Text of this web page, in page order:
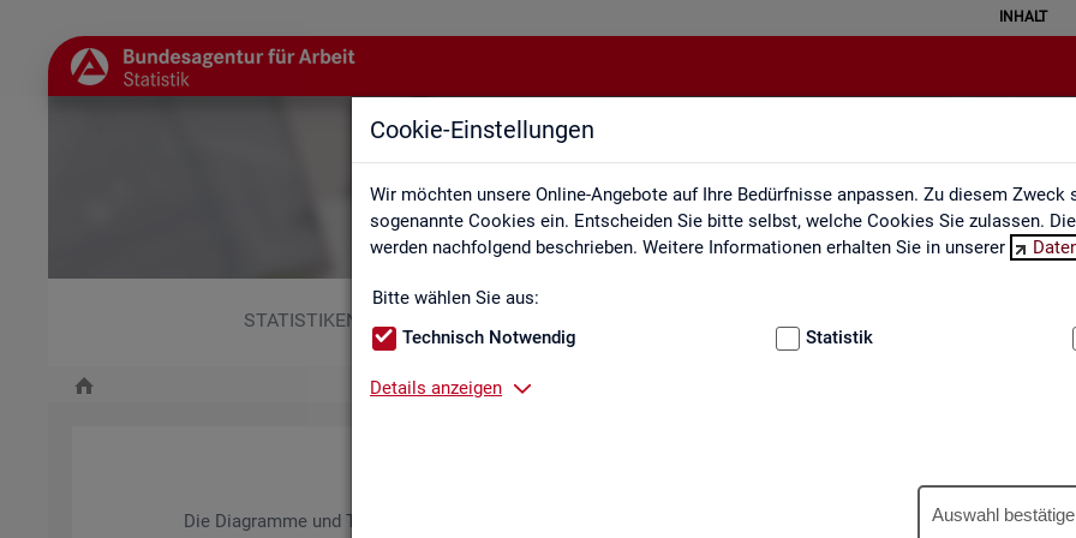
Cookie-Einstellungen
Wir möchten unsere Online-Angebote auf Ihre Bedürfnisse anpassen. Zu diesem Zweck
sogenannte Cookies ein. Entscheiden Sie bitte selbst, welche Cookies Sie zulassen.
werden nachfolgend beschrieben. Weitere Informationen erhalten Sie in unserer
Bitte wählen Sie aus:
Technisch Notwendig
Statistik
Details anzeigen
Auswahl
INHALT
Berufe auf einen Blick
STATISTIKEN
Die Dia­gram­me und Ta­bel­len wer­den jähr­lich ak­tua­li­siert und ent­hal­ten In­for­ma­tio­nen zu den The­men